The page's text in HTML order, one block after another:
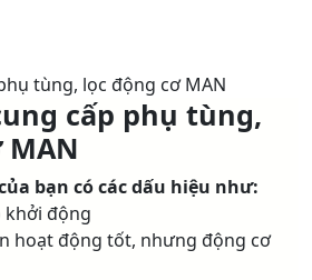
tùng, lọc động cơ MAN
cấp phụ tùng,
MAN
bạn có các dấu hiệu như:
khởi động
hoạt động tốt, nhưng động cơ